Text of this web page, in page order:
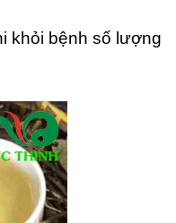
khỏi bệnh số lượng